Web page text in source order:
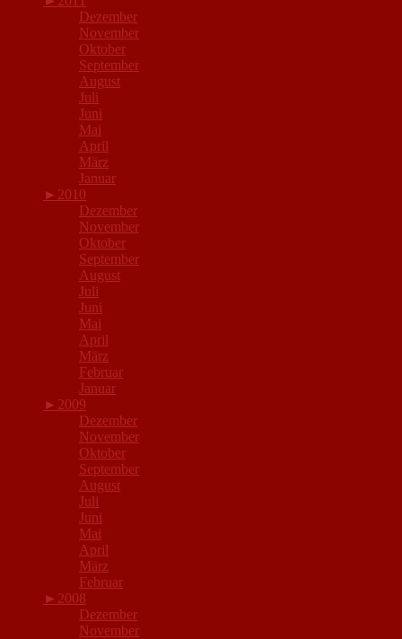
Dezember
November
Oktober
September
August
Juli
Juni
Mai
April
März
Januar
► 2010
Dezember
November
Oktober
September
August
Juli
Juni
Mai
April
März
Februar
Januar
► 2009
Dezember
November
Oktober
September
August
Juli
Juni
Mai
April
März
Februar
► 2008
Dezember
November